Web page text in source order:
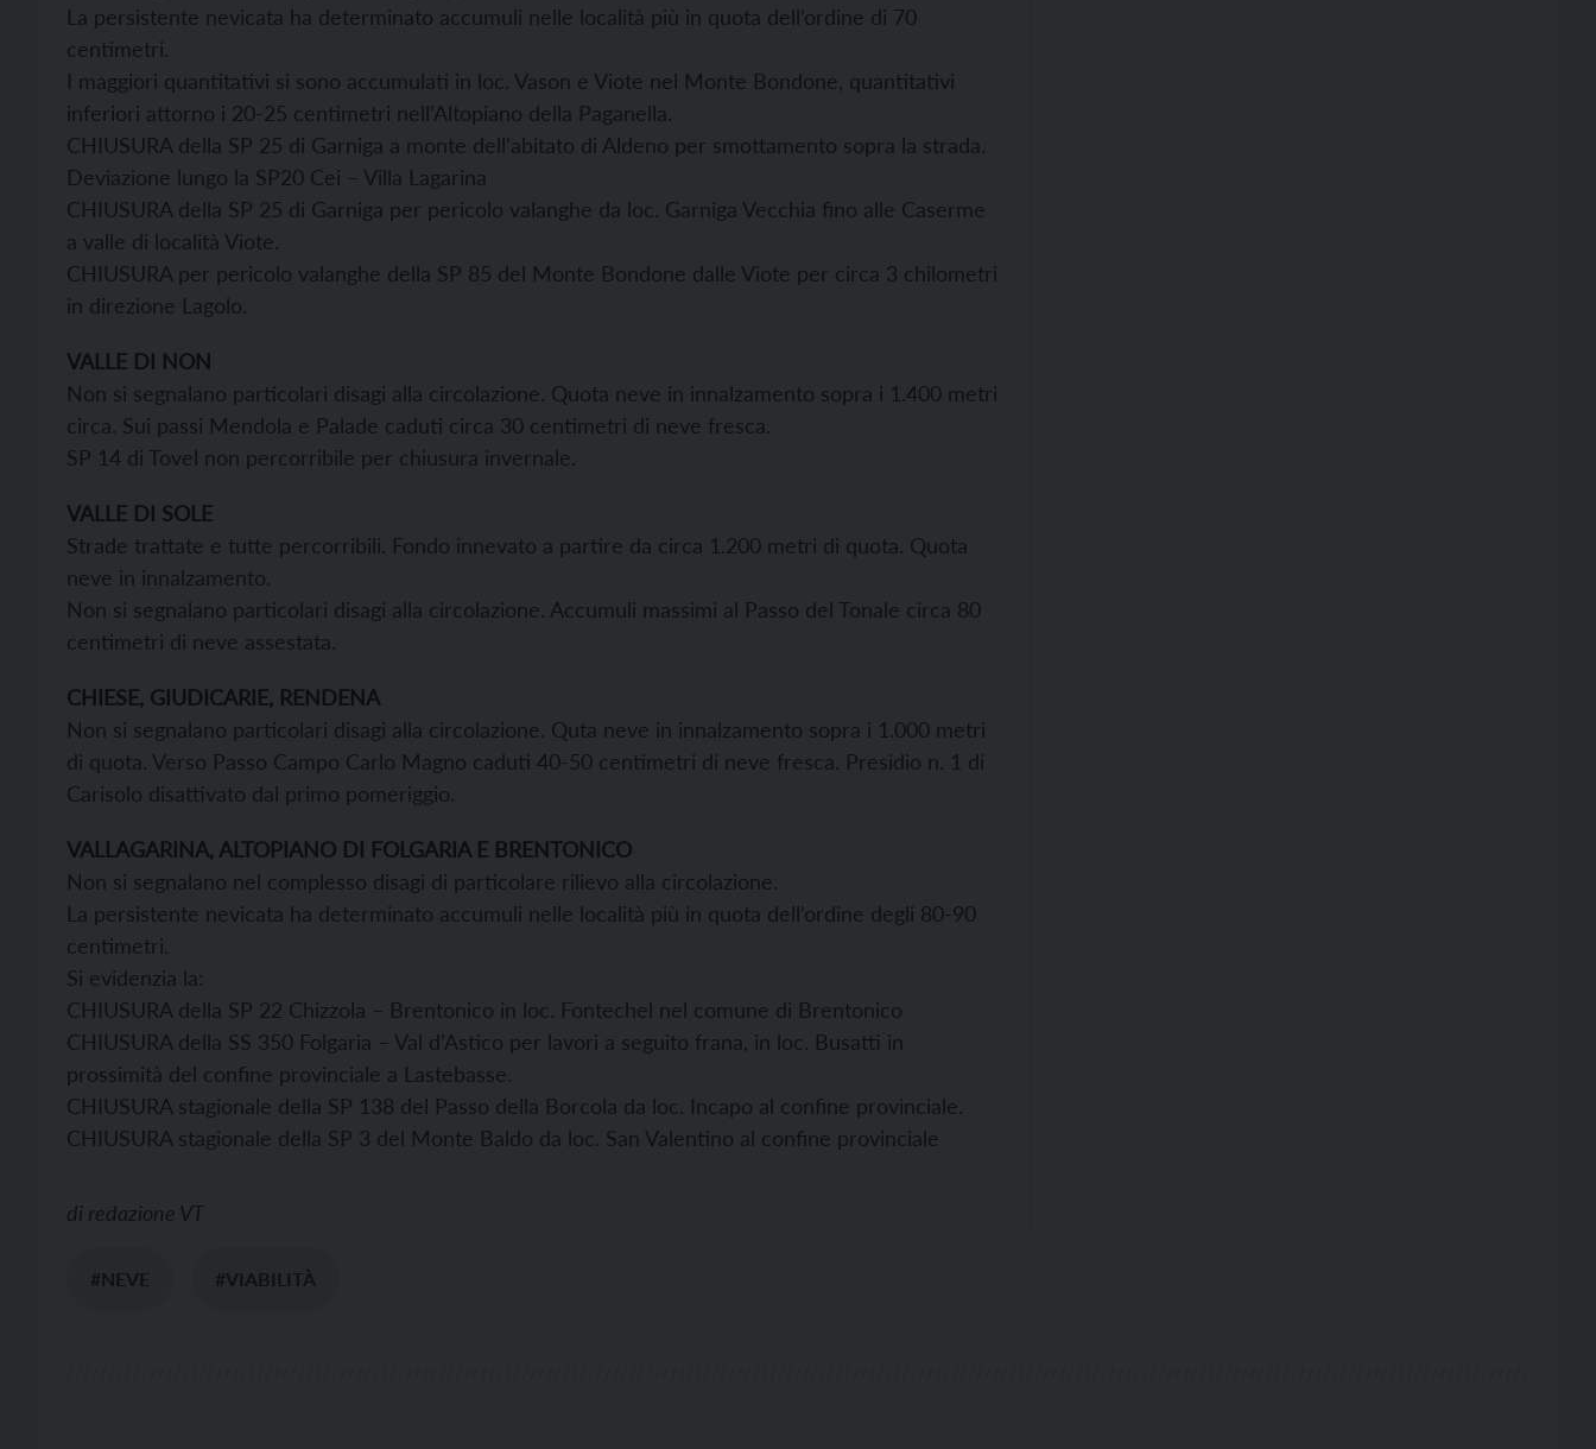
La persistente nevicata ha determinato accumuli nelle località più in quota dell’ordine di 70
centimetri.
I maggiori quantitativi si sono accumulati in loc. Vason e Viote nel Monte Bondone, quantitativi
inferiori attorno i 20-25 centimetri nell’Altopiano della Paganella.
CHIUSURA della SP 25 di Garniga a monte dell’abitato di Aldeno per smottamento sopra la strada.
Deviazione lungo la SP20 Cei – Villa Lagarina
CHIUSURA della SP 25 di Garniga per pericolo valanghe da loc. Garniga Vecchia fino alle Caserme
a valle di località Viote.
CHIUSURA per pericolo valanghe della SP 85 del Monte Bondone dalle Viote per circa 3 chilometri
in direzione Lagolo.
VALLE DI NON
Non si segnalano particolari disagi alla circolazione. Quota neve in innalzamento sopra i 1.400 metri
circa. Sui passi Mendola e Palade caduti circa 30 centimetri di neve fresca.
SP 14 di Tovel non percorribile per chiusura invernale.
VALLE DI SOLE
Strade trattate e tutte percorribili. Fondo innevato a partire da circa 1.200 metri di quota. Quota
neve in innalzamento.
Non si segnalano particolari disagi alla circolazione. Accumuli massimi al Passo del Tonale circa 80
centimetri di neve assestata.
CHIESE, GIUDICARIE, RENDENA
Non si segnalano particolari disagi alla circolazione. Quta neve in innalzamento sopra i 1.000 metri
di quota. Verso Passo Campo Carlo Magno caduti 40-50 centimetri di neve fresca. Presidio n. 1 di
Carisolo disattivato dal primo pomeriggio.
VALLAGARINA, ALTOPIANO DI FOLGARIA E BRENTONICO
Non si segnalano nel complesso disagi di particolare rilievo alla circolazione.
La persistente nevicata ha determinato accumuli nelle località più in quota dell’ordine degli 80-90
centimetri.
Si evidenzia la:
CHIUSURA della SP 22 Chizzola – Brentonico in loc. Fontechel nel comune di Brentonico
CHIUSURA della SS 350 Folgaria – Val d’Astico per lavori a seguito frana, in loc. Busatti in
prossimità del confine provinciale a Lastebasse.
CHIUSURA stagionale della SP 138 del Passo della Borcola da loc. Incapo al confine provinciale.
CHIUSURA stagionale della SP 3 del Monte Baldo da loc. San Valentino al confine provinciale
di redazione VT
#NEVE #VIABILITÀ